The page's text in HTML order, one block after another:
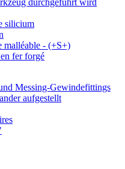
silicium
malléable - (+S+)
fer forgé